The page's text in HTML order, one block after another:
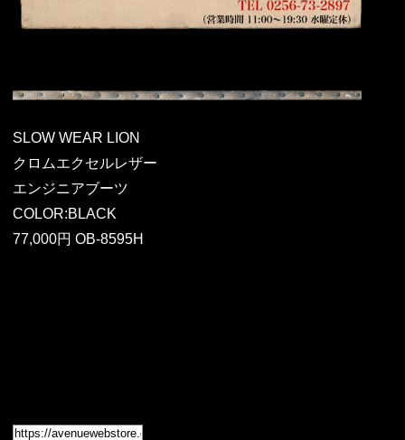
SLOW WEAR LION
クロムエクセルレザー
エンジニアブーツ
COLOR:BLACK
77,000円 OB-8595H